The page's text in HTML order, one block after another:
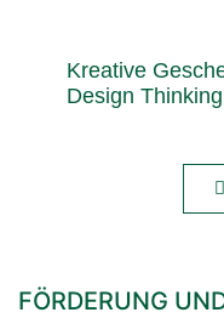
Kreative
Design Thinking
FÖRDERUNG